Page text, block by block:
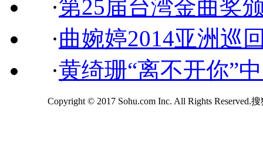
·第25届台湾金曲奖
·曲婉婷2014亚洲巡
·黄绮珊“离不开你”
Copyright © 2017 Sohu.com Inc. All Rights Reserved.